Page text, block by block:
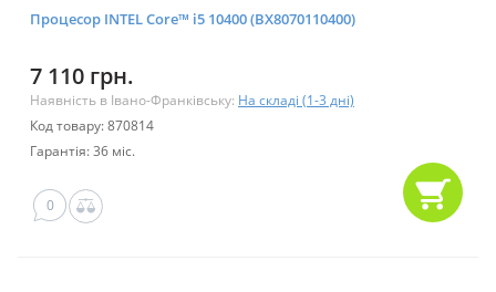
Процесор INTEL Core™ i5 10400 (BX8070110400)
7 110 грн.
Наявність в Івано-Франківську: На складі (1-3 дні)
Код товару: 870814
Гарантія: 36 міс.
0